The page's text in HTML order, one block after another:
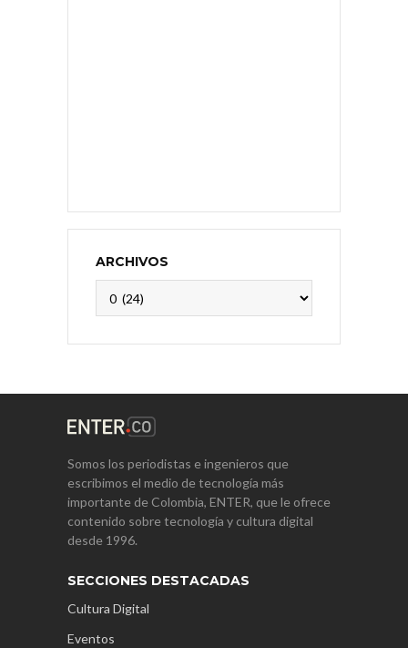
ARCHIVOS
Somos los periodistas e ingenieros que
escribimos el medio de tecnología más
importante de Colombia, ENTER, que le ofrece
contenido sobre tecnología y cultura digital
desde 1996.
SECCIONES DESTACADAS
Cultura Digital
Eventos